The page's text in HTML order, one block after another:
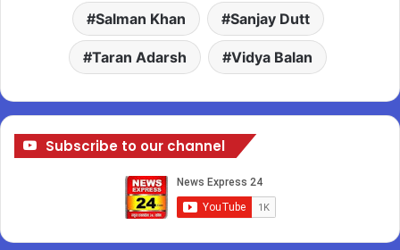
Salman Khan Sanjay Dutt
Taran Adarsh Vidya Balan
Subscribe to our channel